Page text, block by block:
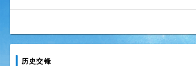
历史交锋